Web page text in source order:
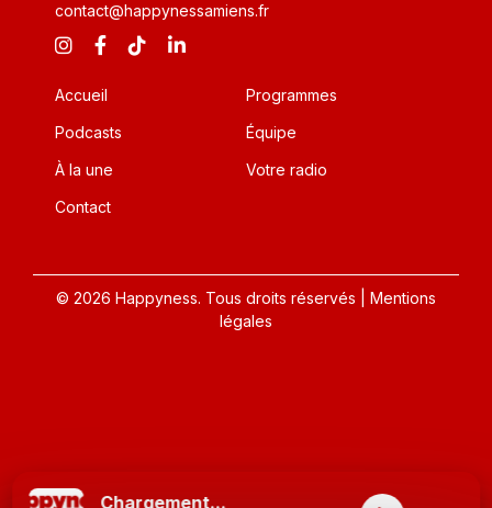
Chargement...
contact@happynessamiens.fr
Accueil
Programmes
Podcasts
Équipe
À la une
Votre radio
Contact
© 2026 Happyness. Tous droits réservés |
Mentions
légales